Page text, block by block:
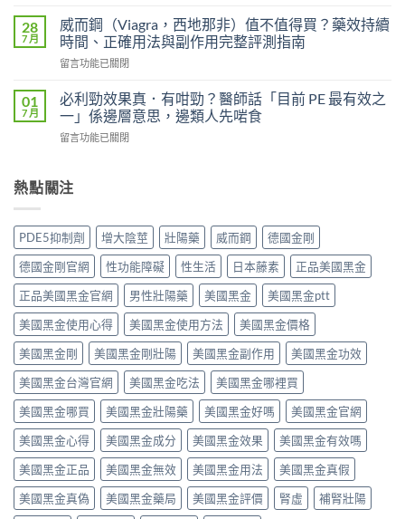
效
果
持
多
久？〉
中
吉
P-
force
使
者
真
評
效
析：
從
秒
出
到
持
久
30
分，
雙
效
機
制
與
安
全
用
法
完
凍
威
而
鋼
Oral
Jelly）
整
西
非
液
態
劑
型
的
真
相、
用
法
與
香
港
法
律
紅
線〉
中
28
7 月
威而鋼（Viagra，西地那非）值不值得買？藥效持續
時間、正確用法與副作用完整評測指南
在
而
鋼
（Viagra，
西
非）
值
得
買？
藥
效
持
續
時
間、
正
確
用
法
與
副
作
用
完
整
留言功能已關閉
01
7 月
必利勁效果真．有咁勁？醫師話「目前 PE 最有效之
一」係邊層意思，邊類人先啱食
在
勁
效
真．
有
咁
勁？
醫
師
話
「目
前
PE
最
有
效
之
一」
係
邊
層
意
留言功能已關閉
熱點關注
PDE5抑制劑 增大陰莖 壯陽藥 威而鋼
德國金剛
德國金剛官網
性功能障礙 性生活 日本藤素
正品美國黑金
正品美國黑金官網
男性壯陽藥 美國黑金
美國黑金ptt
美國黑金使用心得
美國黑金使用方法
美國黑金價格
美國黑金剛
美國黑金剛壯陽 美國黑金副作用
美國黑金功效
美國黑金台灣官網
美國黑金吃法
美國黑金哪裡買
美國黑金哪買
美國黑金壯陽藥 美國黑金好嗎
美國黑金官網
美國黑金心得
美國黑金成分 美國黑金效果
美國黑金有效嗎
美國黑金正品
美國黑金無效 美國黑金用法
美國黑金真假
美國黑金真偽
美國黑金藥局 美國黑金評價 腎虛 補腎壯陽